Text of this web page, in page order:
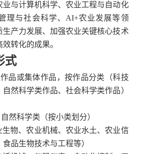
业与计算机科学、农业工程与自动化
理与社会科学、 AI+农业发展等领
生产力发展、加强农业关键核心技术
转化的成果。
式
品或集体作品，按作品分类（科技
然科学类作品、社会科学类作品）
然科学类（按小类划分）
生物、农业机械、农业水土、农业信
品生物技术与工程等）